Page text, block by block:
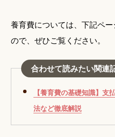
養育費については、下記ペ
ので、ぜひご覧ください。
合わせて読みたい関連
【養育費の基礎知識】支
法など徹底解説